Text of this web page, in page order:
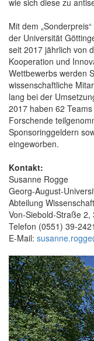
Mit dem
der Universität
seit 2017 jährlich von
Kooperation und
Wettbewerbs werden
wissenschaftliche
lang bei der
2017 haben 62
Forschende
Sponsoringgeldern
eingeworben.
Kontakt:
Susanne Rogge
Georg-August-
Abteilung
Von-Siebold-Straße 2,
Telefon (0551) 39-
E-Mail: